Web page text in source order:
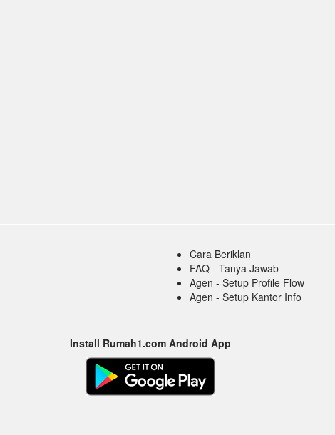
Cara Beriklan
FAQ - Tanya Jawab
Agen - Setup Profile Flow
Agen - Setup Kantor Info
Install Rumah1.com Android App